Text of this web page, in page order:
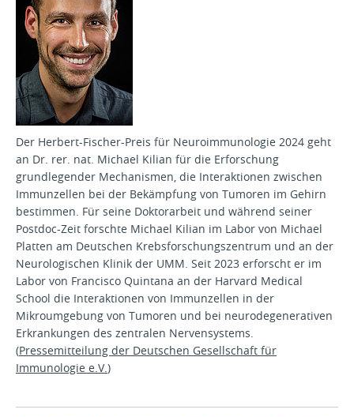
Der Herbert-Fischer-Preis für Neuroimmunologie 2024 geht
an Dr. rer. nat. Michael Kilian für die Erforschung
grundlegender Mechanismen, die Interaktionen zwischen
Immunzellen bei der Bekämpfung von Tumoren im Gehirn
bestimmen. Für seine Doktorarbeit und während seiner
Postdoc-Zeit forschte Michael Kilian im Labor von Michael
Platten am Deutschen Krebsforschungszentrum und an der
Neurologischen Klinik der UMM. Seit 2023 erforscht er im
Labor von Francisco Quintana an der Harvard Medical
School die Interaktionen von Immunzellen in der
Mikroumgebung von Tumoren und bei neurodegenerativen
Erkrankungen des zentralen Nervensystems.
(Pressemitteilung der Deutschen Gesellschaft für
Immunologie e.V.)